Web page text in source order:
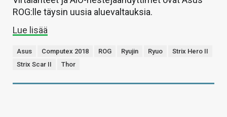
ROG:lle täysin uusia aluevaltauksia.
Lue lisää
Asus Computex 2018 ROG Ryujin Ryuo
Strix Hero II
Strix Scar II
Thor